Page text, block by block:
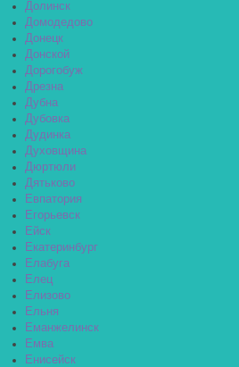
Долинск
Домодедово
Донецк
Донской
Дорогобуж
Дрезна
Дубна
Дубовка
Дудинка
Духовщина
Дюртюли
Дятьково
Евпатория
Егорьевск
Ейск
Екатеринбург
Елабуга
Елец
Елизово
Ельня
Еманжелинск
Емва
Енисейск